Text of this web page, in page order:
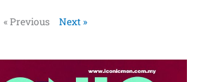
« Previous Next »